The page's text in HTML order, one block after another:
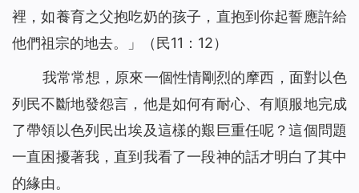
裡，如養育之父抱吃奶的孩子，直抱到你起誓應許給
他們祖宗的地去。
」（民11：12）
我常常想，原來一個性情剛烈的摩西，面對以色
列民不斷地發怨言，他是如何有耐心、有順服地完成
了帶領以色列民出埃及這樣的艱巨重任呢？這個問題
一直困擾著我，直到我看了一段神的話才明白了其中
的緣由。